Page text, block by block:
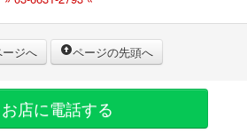
ージへ ページの先頭へ
店に電話する